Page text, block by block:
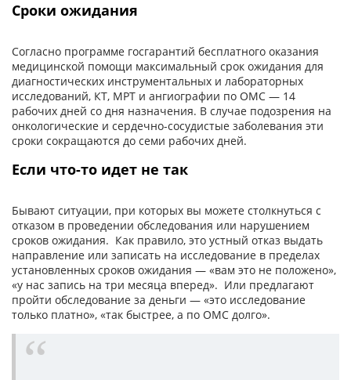
Сроки ожидания
Согласно программе госгарантий бесплатного оказания
медицинской помощи максимальный срок ожидания для
диагностических инструментальных и лабораторных
исследований, КТ, МРТ и ангиографии по ОМС — 14
рабочих дней со дня назначения. В случае подозрения на
онкологические и сердечно-сосудистые заболевания эти
сроки сокращаются до семи рабочих дней.
Если что-то идет не так
Бывают ситуации, при которых вы можете столкнуться с
отказом в проведении обследования или нарушением
сроков ожидания. Как правило, это устный отказ выдать
направление или записать на исследование в пределах
установленных сроков ожидания — «вам это не положено»,
«у нас запись на три месяца вперед». Или предлагают
пройти обследование за деньги — «это исследование
только платно», «так быстрее, а по ОМС долго».